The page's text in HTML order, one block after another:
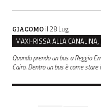
GIACOMO il 28 Lug
Quando prendo un bus a Reggio
Cairo. Dentro un bus è come stare